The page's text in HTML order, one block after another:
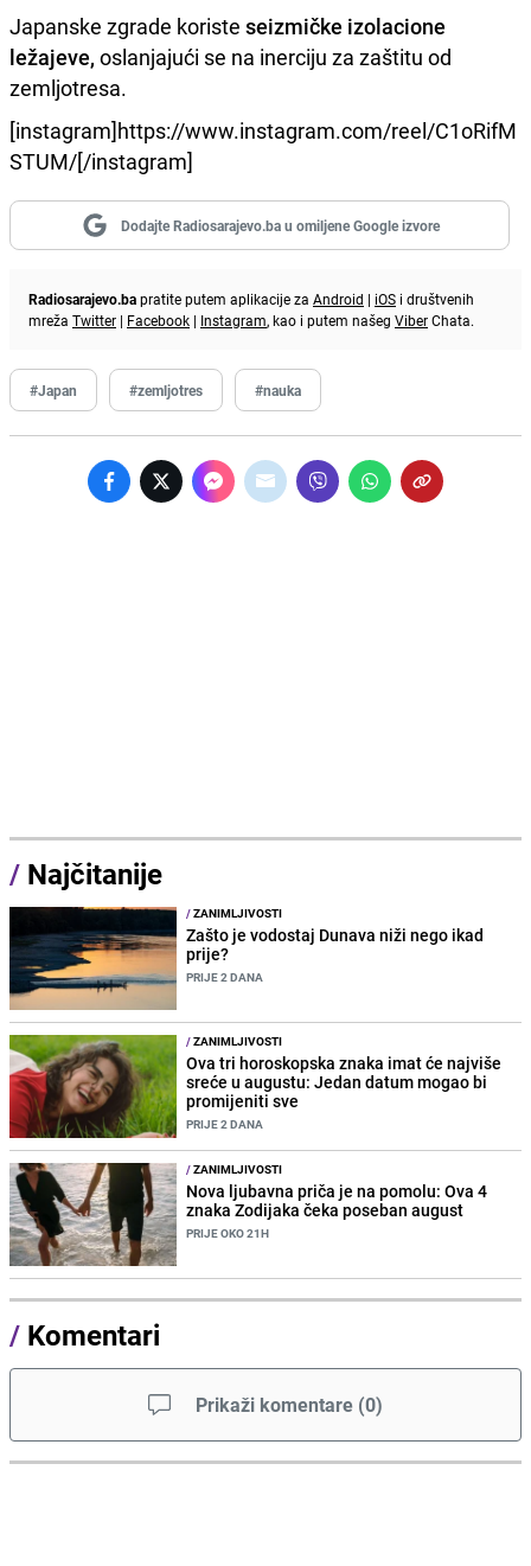
Japanske zgrade koriste seizmičke izolacione
ležajeve, oslanjajući se na inerciju za zaštitu od
zemljotresa.
[instagram]https://www.instagram.com/reel/C1oRifM
STUM/[/instagram]
Dodajte Radiosarajevo.ba u omiljene Google izvore
Radiosarajevo.bapratite putem aplikacije za Android | iOS i društvenih
mreža Twitter | Facebook | Instagram, kao i putem našeg ViberChata.
#Japan #zemljotres #nauka
/ Najčitanije
/ZANIMLJIVOSTI
Zašto je vodostaj Dunava niži nego ikad
prije?
PRIJE 2 DANA
/ZANIMLJIVOSTI
Ova tri horoskopska znaka imat će najviše
sreće u augustu: Jedan datum mogao bi
promijeniti sve
PRIJE 2 DANA
/ZANIMLJIVOSTI
Nova ljubavna priča je na pomolu: Ova 4
znaka Zodijaka čeka poseban august
PRIJE OKO 21H
/ Komentari
Prikaži komentare (0)